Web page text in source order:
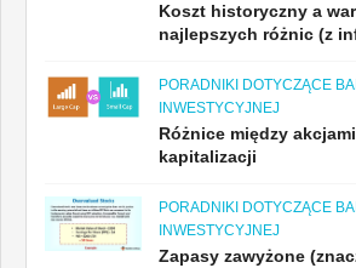
Koszt historyczny a
najlepszych różnic (z
PORADNIKI DOTYCZĄCE
INWESTYCYJNEJ
Różnice między
kapitalizacji
PORADNIKI DOTYCZĄCE
INWESTYCYJNEJ
Zapasy zawyżone